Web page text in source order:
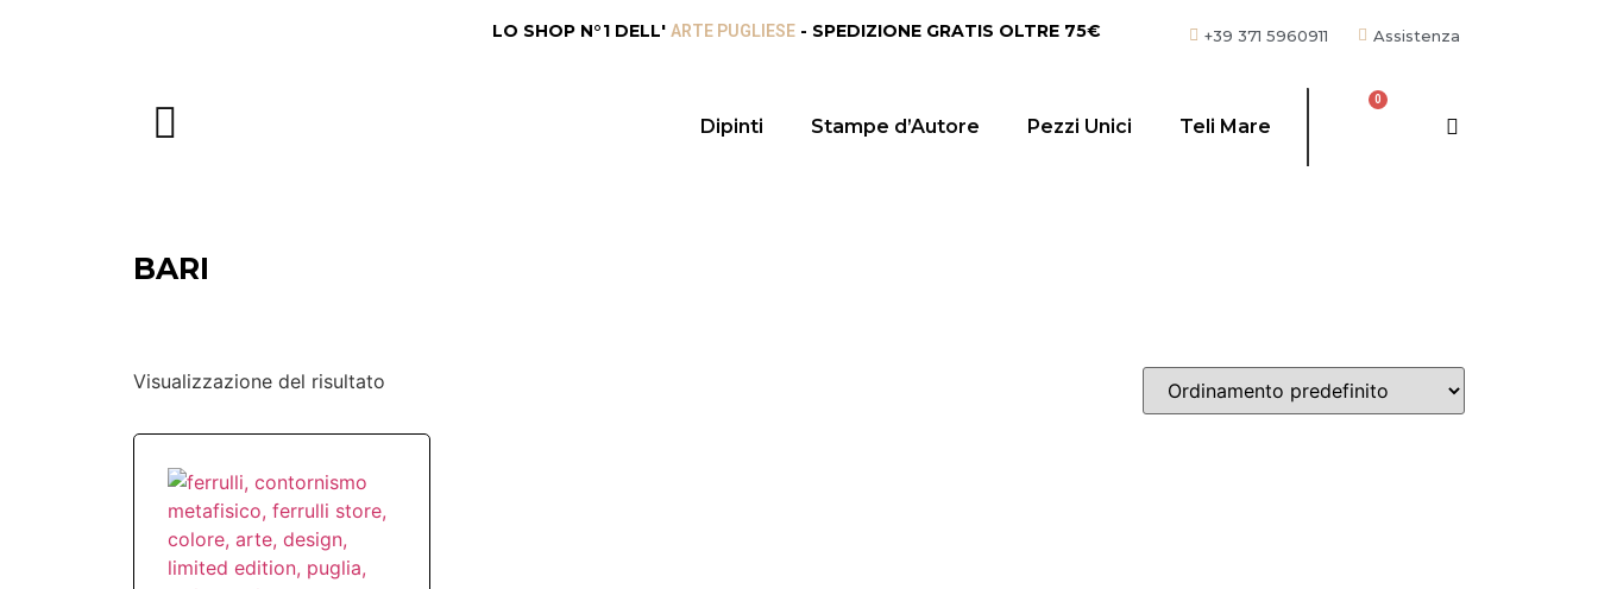
LO SHOP N°1 DELL' ARTE PUGLIESE - SPEDIZIONE GRATIS OLTRE 75€ +39 371 5960911 Assistenza
Dipinti Stampe d’Autore Pezzi Unici Teli Mare
BARI
Visualizzazione del risultato